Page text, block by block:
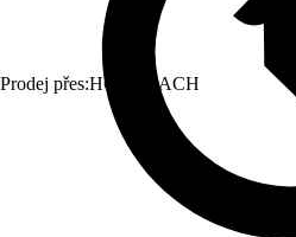
Prodej přes:HORNBACH